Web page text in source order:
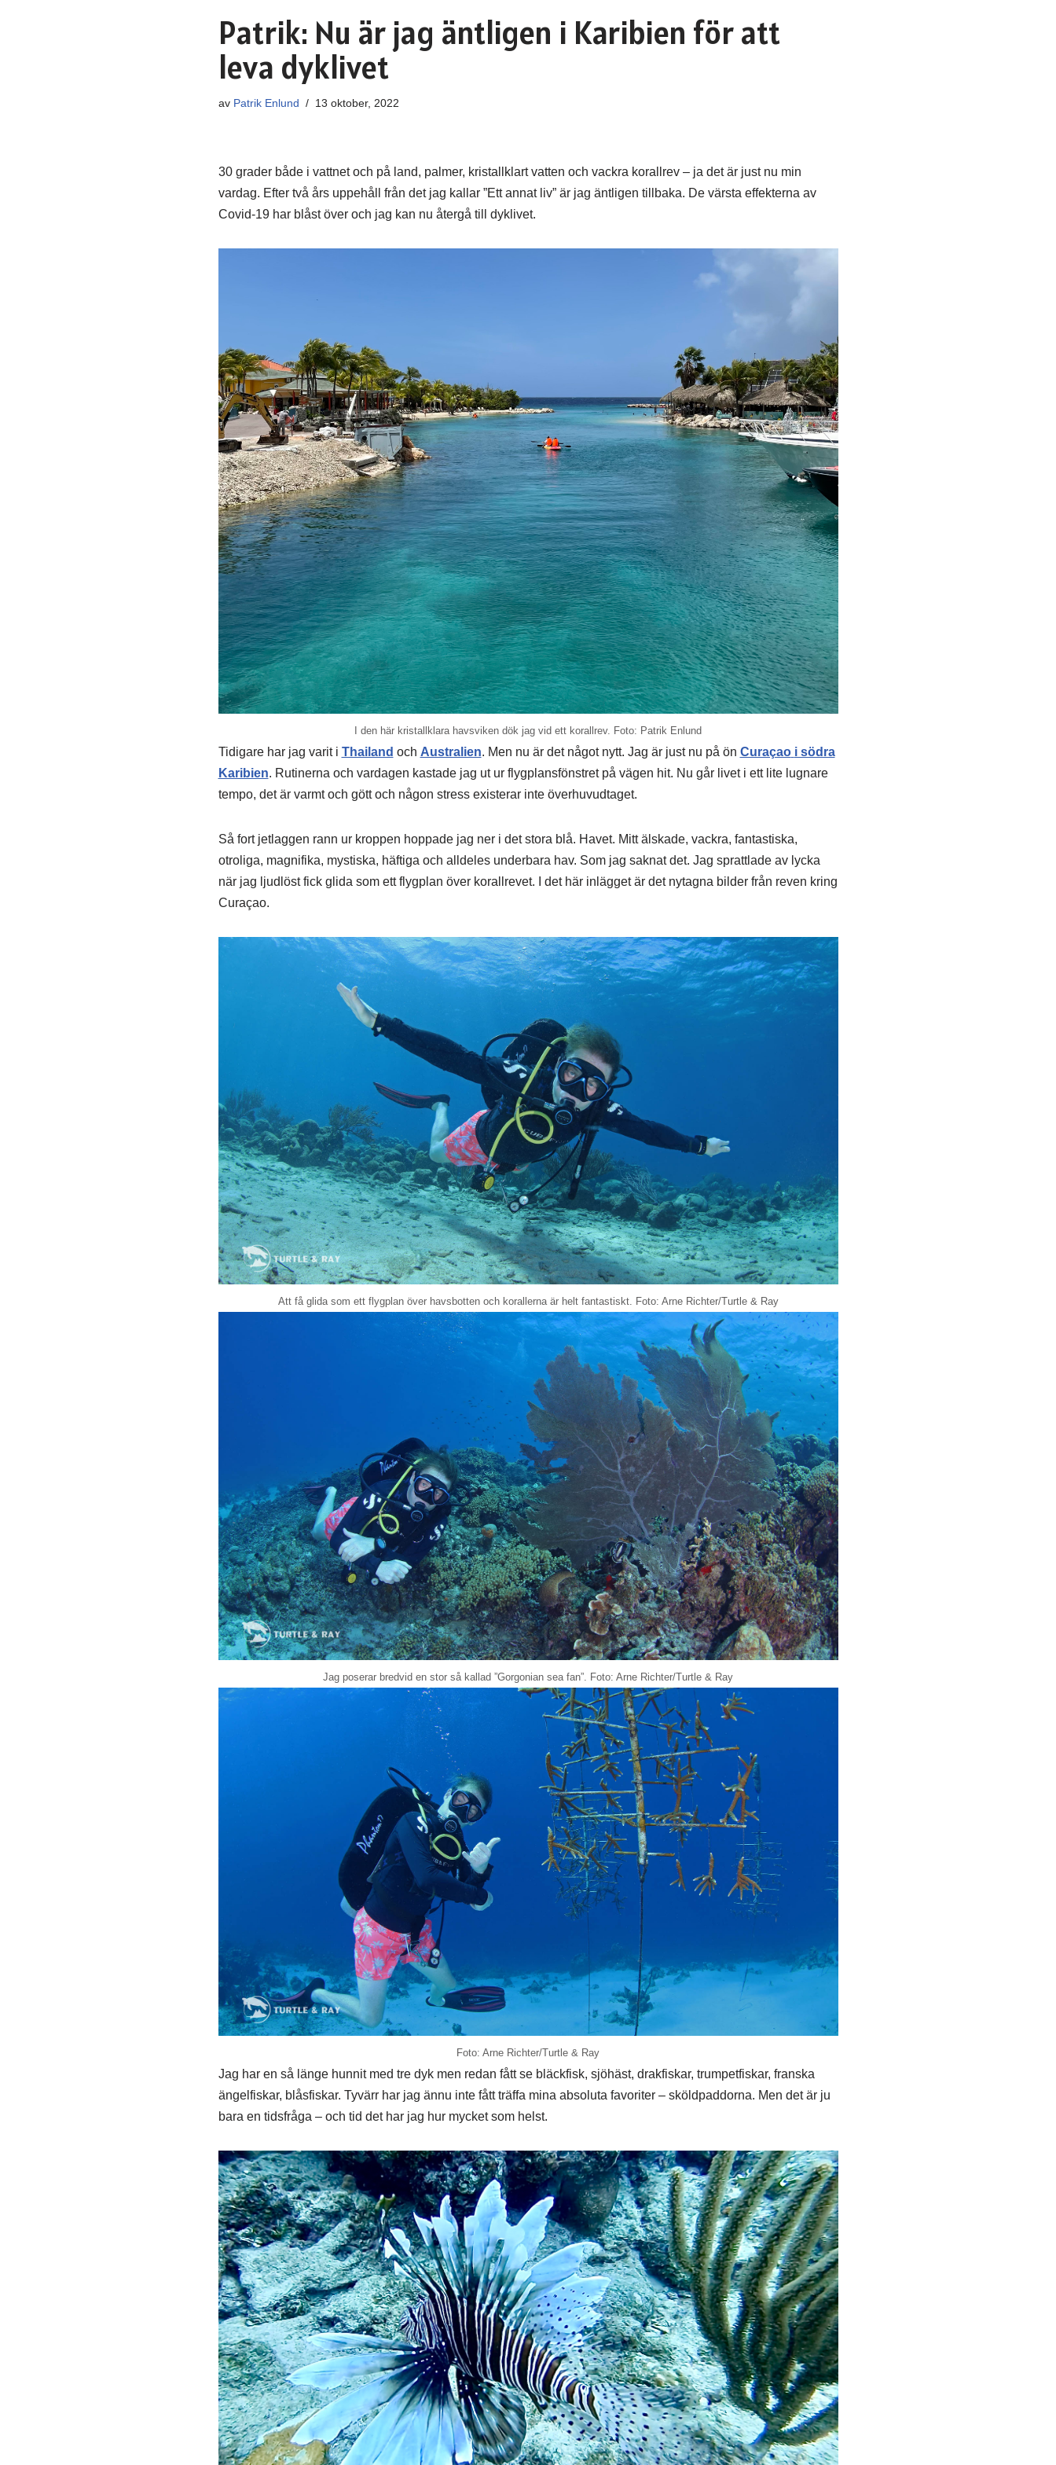
Patrik: Nu är jag äntligen i Karibien för att
leva dyklivet
av Patrik Enlund 13 oktober, 2022
30 grader både i vattnet och på land, palmer, kristallklart vatten och vackra korallrev – ja det är just nu min
vardag. Efter två års uppehåll från det jag kallar ”Ett annat liv” är jag äntligen tillbaka. De värsta effekterna av
Covid-19 har blåst över och jag kan nu återgå till dyklivet.
I den här kristallklara havsviken dök jag vid ett korallrev. Foto: Patrik Enlund
Tidigare har jag varit i Thailand och Australien. Men nu är det något nytt. Jag är just nu på ön Curaçao i södra
Karibien. Rutinerna och vardagen kastade jag ut ur flygplansfönstret på vägen hit. Nu går livet i ett lite lugnare
tempo, det är varmt och gött och någon stress existerar inte överhuvudtaget.
Så fort jetlaggen rann ur kroppen hoppade jag ner i det stora blå. Havet. Mitt älskade, vackra, fantastiska,
otroliga, magnifika, mystiska, häftiga och alldeles underbara hav. Som jag saknat det. Jag sprattlade av lycka
när jag ljudlöst fick glida som ett flygplan över korallrevet. I det här inlägget är det nytagna bilder från reven kring
Curaçao.
Att få glida som ett flygplan över havsbotten och korallerna är helt fantastiskt. Foto: Arne Richter/Turtle & Ray
Jag poserar bredvid en stor så kallad ”Gorgonian sea fan”. Foto: Arne Richter/Turtle & Ray
Foto: Arne Richter/Turtle & Ray
Jag har en så länge hunnit med tre dyk men redan fått se bläckfisk, sjöhäst, drakfiskar, trumpetfiskar, franska
ängelfiskar, blåsfiskar. Tyvärr har jag ännu inte fått träffa mina absoluta favoriter – sköldpaddorna. Men det är ju
bara en tidsfråga – och tid det har jag hur mycket som helst.